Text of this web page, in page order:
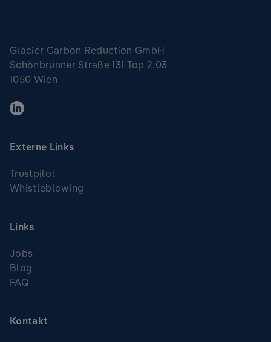
Glacier Carbon Reduction GmbH
Schönbrunner Straße 131 Top 2.03
1050 Wien
Externe Links
Trustpilot
Whistleblowing
Links
Jobs
Blog
FAQ
Kontakt